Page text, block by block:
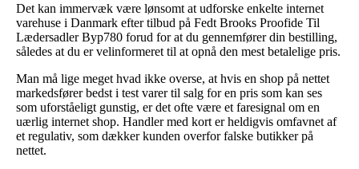
Det kan immervæk være lønsomt at udforske enkelte internet
varehuse i Danmark efter tilbud på Fedt Brooks Proofide Til
Lædersadler Byp780 forud for at du gennemfører din bestilling,
således at du er velinformeret til at opnå den mest betalelige pris.
Man må lige meget hvad ikke overse, at hvis en shop på nettet
markedsfører bedst i test varer til salg for en pris som kan ses
som uforståeligt gunstig, er det ofte være et faresignal om en
uærlig internet shop. Handler med kort er heldigvis omfavnet af
et regulativ, som dækker kunden overfor falske butikker på
nettet.